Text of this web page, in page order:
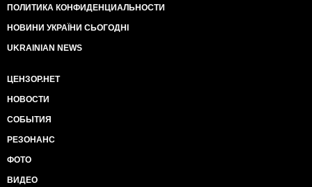
ПОЛИТИКА КОНФИДЕНЦИАЛЬНОСТИ
НОВИНИ УКРАЇНИ СЬОГОДНІ
UKRAINIAN NEWS
ЦЕНЗОР.НЕТ
НОВОСТИ
СОБЫТИЯ
РЕЗОНАНС
ФОТО
ВИДЕО